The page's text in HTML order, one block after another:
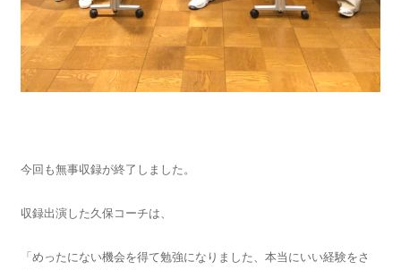
今回も無事収録が終了しました。
収録出演した久保コーチは、
「めったにない機会を得て勉強になりました、本当にいい経験をさ